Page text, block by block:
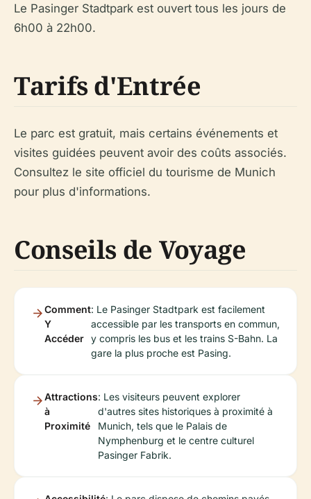
Le Pasinger Stadtpark est ouvert tous les jours de
6h00 à 22h00.
Tarifs d'Entrée
Le parc est gratuit, mais certains événements et
visites guidées peuvent avoir des coûts associés.
Consultez le site officiel du tourisme de Munich
pour plus d'informations.
Conseils de Voyage
Comment
Y
Accéder
: Le Pasinger Stadtpark est facilement
accessible par les transports en commun,
y compris les bus et les trains S-Bahn. La
gare la plus proche est Pasing.
Attractions
à
Proximité
: Les visiteurs peuvent explorer
d'autres sites historiques à proximité à
Munich, tels que le Palais de
Nymphenburg et le centre culturel
Pasinger Fabrik.